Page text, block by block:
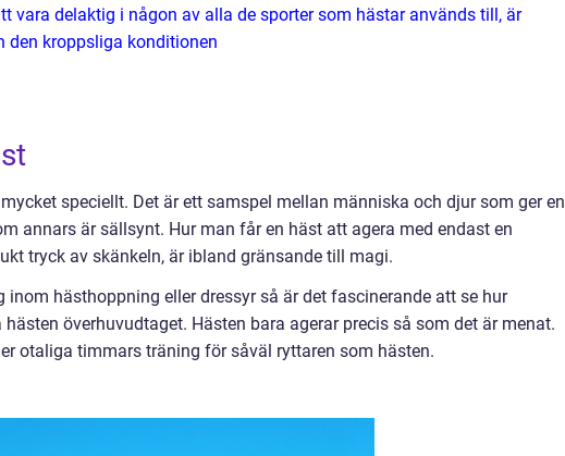
vara delaktig i någon av alla de sporter som hästar används till, är
den kroppsliga konditionen
speciellt. Det är ett samspel mellan människa och djur som ger en
annars är sällsynt. Hur man får en häst att agera med endast en
tryck av skänkeln, är ibland gränsande till magi.
inom hästhoppning eller dressyr så är det fascinerande att se hur
överhuvudtaget. Hästen bara agerar precis så som det är menat.
otaliga timmars träning för såväl ryttaren som hästen.